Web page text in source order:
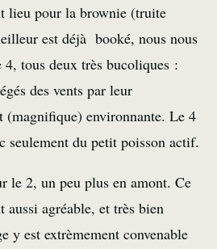
lieu pour la brownie (truite
est déjà booké, nous nous
tous deux très bucoliques :
des vents par leur
(magnifique) environnante. Le 4
seulement du petit poisson actif.
le 2, un peu plus en amont. Ce
aussi agréable, et très bien
y est extrèmement convenable